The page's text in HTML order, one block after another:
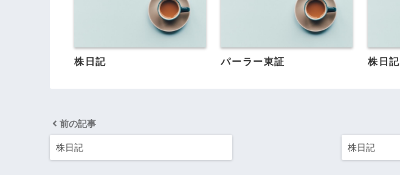
株日記 パーラー東証 株日記
前の記事
株日記 株日記